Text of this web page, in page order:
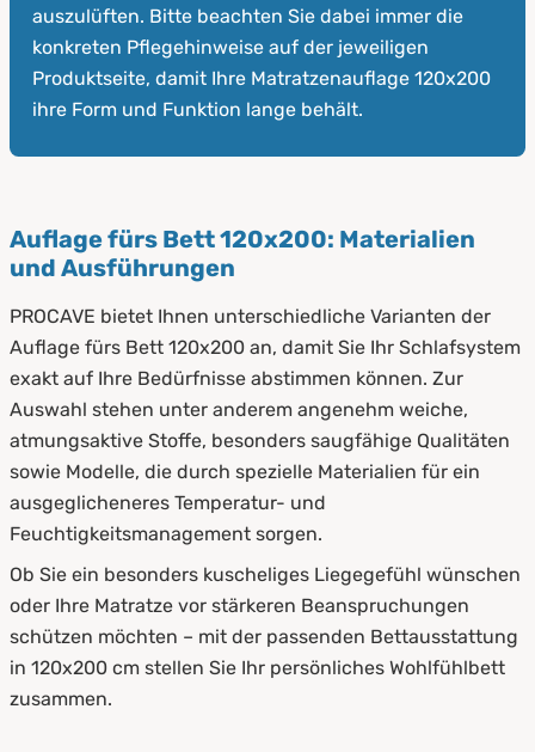
auszulüften. Bitte beachten Sie dabei immer die
konkreten Pflegehinweise auf der jeweiligen
Produktseite, damit Ihre Matratzenauflage 120x200
ihre Form und Funktion lange behält.
Auflage fürs Bett 120x200: Materialien
und Ausführungen
PROCAVE bietet Ihnen unterschiedliche Varianten der
Auflage fürs Bett 120x200 an, damit Sie Ihr Schlafsystem
exakt auf Ihre Bedürfnisse abstimmen können. Zur
Auswahl stehen unter anderem angenehm weiche,
atmungsaktive Stoffe, besonders saugfähige Qualitäten
sowie Modelle, die durch spezielle Materialien für ein
ausgeglicheneres Temperatur- und
Feuchtigkeitsmanagement sorgen.
Ob Sie ein besonders kuscheliges Liegegefühl wünschen
oder Ihre Matratze vor stärkeren Beanspruchungen
schützen möchten – mit der passenden Bettausstattung
in 120x200 cm stellen Sie Ihr persönliches Wohlfühlbett
zusammen.